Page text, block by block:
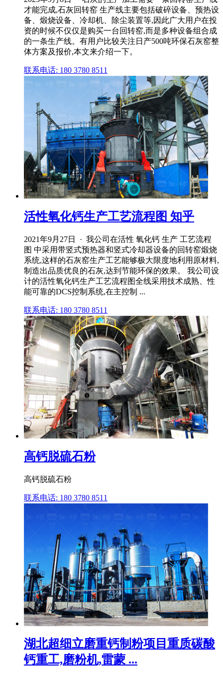
才能完成,石灰回转窑 生产线主要包括破碎设备、预热设
备、煅烧设备、冷却机、除尘装置等,因此广大用户在投
资的时候不仅仅是购买一台回转窑,而是多种设备组合成
的一条生产线。有用户比较关注日产500吨环保石灰窑整
体方案及报价,本文来介绍一下。
联系电话: 180 3780 8511
活性氧化钙生产工艺流程图 知乎
2021年9月27日 · 我公司在活性 氧化钙 生产 工艺流程
图 中采用带竖式预热器和竖式冷却器设备的回转窑煅烧
系统,这样的石灰窑生产工艺能够极大限度地利用原材料,
制造出品质优良的石灰,达到节能环保的效果。 我公司设
计的活性氧化钙生产工艺流程图全线采用技术成熟、性
能可靠的DCS控制系统,在主控制 ...
联系电话: 180 3780 8511
高钙脱硫石粉
高钙脱硫石粉
联系电话: 180 3780 8511
湖北超细立磨重钙制粉项目重质碳酸
钙重工,磨粉机,雷蒙 ...